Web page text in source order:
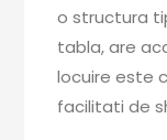
o structura
tabla, are
locuire este
facilitati de